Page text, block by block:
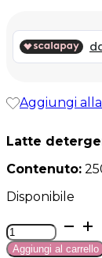
era:
23,99 €.
è:
23,99 €.
Aggiungi
Latte
Contenuto:
Disponibile
Puro
Latte
quantità
Aggiungi al carrello